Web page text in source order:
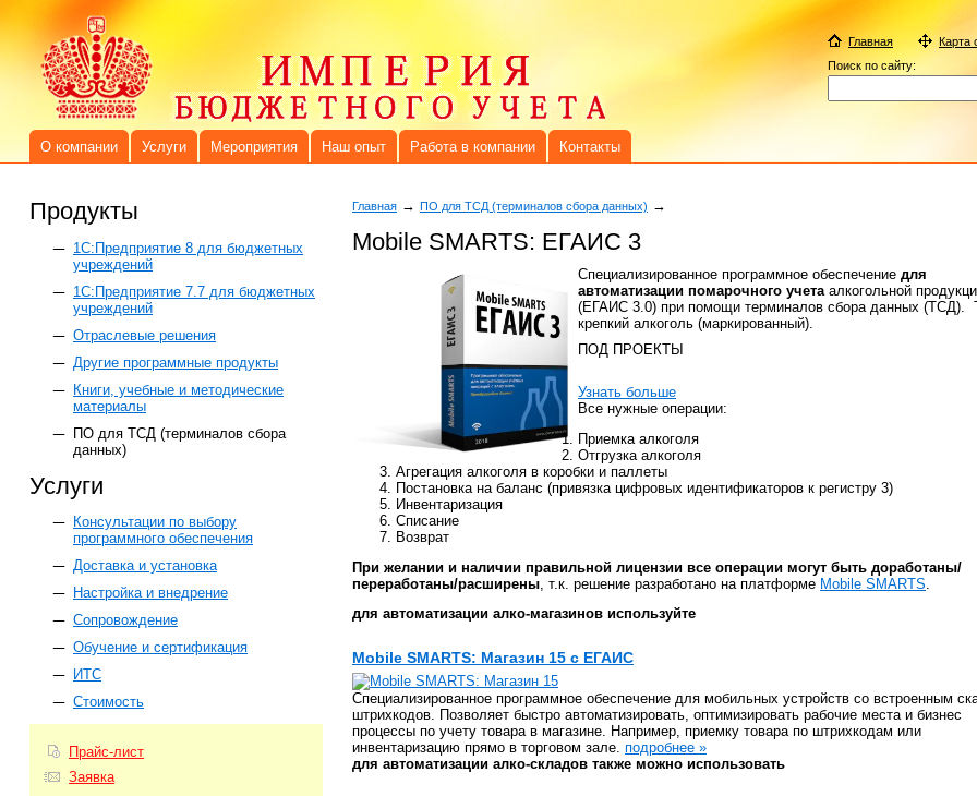
Главная
Карта
Поиск по сайту:
О компании Услуги Мероприятия Наш опыт Работа в компании Контакты
Продукты
1C:Предприятие 8 для бюджетных
учреждений
1С:Предприятие 7.7 для бюджетных
учреждений
Отраслевые решения
Другие программные продукты
Книги, учебные и методические
материалы
ПО для ТСД (терминалов сбора
данных)
Услуги
Консультации по выбору
программного обеспечения
Доставка и установка
Настройка и внедрение
Сопровождение
Обучение и сертификация
ИТС
Стоимость
Прайс-лист
Заявка
Главная → ПО для ТСД (терминалов сбора данных) →
Mobile SMARTS: ЕГАИС 3
Специализированное программное обеспечение для
автоматизации помарочного учетаалкогольной
(ЕГАИС 3.0) при помощи терминалов сбора данных (ТСД).
крепкий алкоголь (маркированный).
ПОД ПРОЕКТЫ
Узнать больше
Все нужные операции:
Приемка алкоголя
Отгрузка алкоголя
Агрегация алкоголя в коробки и паллеты
Постановка на баланс (привязка цифровых идентификаторов к регистру 3)
Инвентаризация
Списание
Возврат
При желании и наличии правильной лицензии все операции могут быть доработаны/
переработаны/расширены , т.к. решение разработано на платформе Mobile SMARTS
для автоматизации алко-магазинов используйте
Mobile SMARTS: Магазин 15 с ЕГАИС
Специализированное программное обеспечение для мобильных устройств со встроенным
штрихкодов. Позволяет быстро автоматизировать, оптимизировать рабочие места и бизнес
процессы по учету товара в магазине. Например, приемку товара по штрихкодам или
инвентаризацию прямо в торговом зале. подробнее »
для автоматизации алко-складов также можно использовать